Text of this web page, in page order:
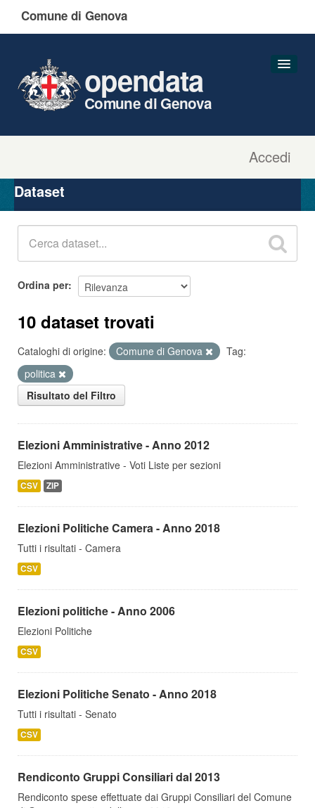
Comune di Genova
Accedi
opendata
Comune di Genova
Organizzazioni
Gruppi
Dataset
Ordina per
10 dataset trovati
Cataloghi di origine: Comune di Genova
Tag:
politica
Risultato del Filtro
Elezioni Amministrative - Anno 2012
Elezioni Amministrative - Voti Liste per sezioni
CSV ZIP
Elezioni Politiche Camera - Anno 2018
Tutti i risultati - Camera
CSV
Elezioni politiche - Anno 2006
Elezioni Politiche
CSV
Elezioni Politiche Senato - Anno 2018
Tutti i risultati - Senato
CSV
Rendiconto Gruppi Consiliari dal 2013
Rendiconto spese effettuate dai Gruppi Consiliari del Comune